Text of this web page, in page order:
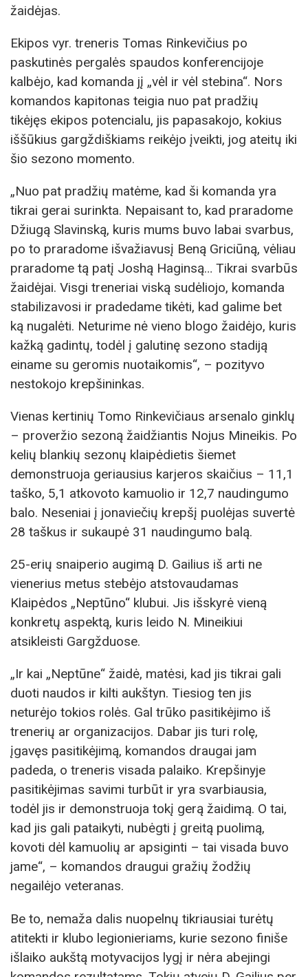
žaidėjas.
Ekipos vyr. treneris Tomas Rinkevičius po
paskutinės pergalės spaudos konferencijoje
kalbėjo, kad komanda jį „vėl ir vėl stebina“. Nors
komandos kapitonas teigia nuo pat pradžių
tikėjęs ekipos potencialu, jis papasakojo, kokius
iššūkius gargždiškiams reikėjo įveikti, jog ateitų iki
šio sezono momento.
„Nuo pat pradžių matėme, kad ši komanda yra
tikrai gerai surinkta. Nepaisant to, kad praradome
Džiugą Slavinską, kuris mums buvo labai svarbus,
po to praradome išvažiavusį Beną Griciūną, vėliau
praradome tą patį Joshą Haginsą… Tikrai svarbūs
žaidėjai. Visgi treneriai viską sudėliojo, komanda
stabilizavosi ir pradedame tikėti, kad galime bet
ką nugalėti. Neturime nė vieno blogo žaidėjo, kuris
kažką gadintų, todėl į galutinę sezono stadiją
einame su geromis nuotaikomis“, – pozityvo
nestokojo krepšininkas.
Vienas kertinių Tomo Rinkevičiaus arsenalo ginklų
– proveržio sezoną žaidžiantis Nojus Mineikis. Po
kelių blankių sezonų klaipėdietis šiemet
demonstruoja geriausius karjeros skaičius – 11,1
taško, 5,1 atkovoto kamuolio ir 12,7 naudingumo
balo. Neseniai į jonaviečių krepšį puolėjas suvertė
28 taškus ir sukaupė 31 naudingumo balą.
25-erių snaiperio augimą D. Gailius iš arti ne
vienerius metus stebėjo atstovaudamas
Klaipėdos „Neptūno“ klubui. Jis išskyrė vieną
konkretų aspektą, kuris leido N. Mineikiui
atsikleisti Gargžduose.
„Ir kai „Neptūne“ žaidė, matėsi, kad jis tikrai gali
duoti naudos ir kilti aukštyn. Tiesiog ten jis
neturėjo tokios rolės. Gal trūko pasitikėjimo iš
trenerių ar organizacijos. Dabar jis turi rolę,
įgavęs pasitikėjimą, komandos draugai jam
padeda, o treneris visada palaiko. Krepšinyje
pasitikėjimas savimi turbūt ir yra svarbiausia,
todėl jis ir demonstruoja tokį gerą žaidimą. O tai,
kad jis gali pataikyti, nubėgti į greitą puolimą,
kovoti dėl kamuolių ar apsiginti – tai visada buvo
jame“, – komandos draugui gražių žodžių
negailėjo veteranas.
Be to, nemaža dalis nuopelnų tikriausiai turėtų
atitekti ir klubo legionieriams, kurie sezono finiše
išlaiko aukštą motyvacijos lygį ir nėra abejingi